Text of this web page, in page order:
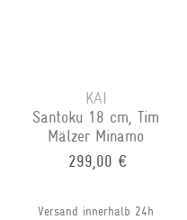
KAI
Santoku 18 cm, Tim
Mälzer Minamo
299,00 €
Versand innerhalb 24h